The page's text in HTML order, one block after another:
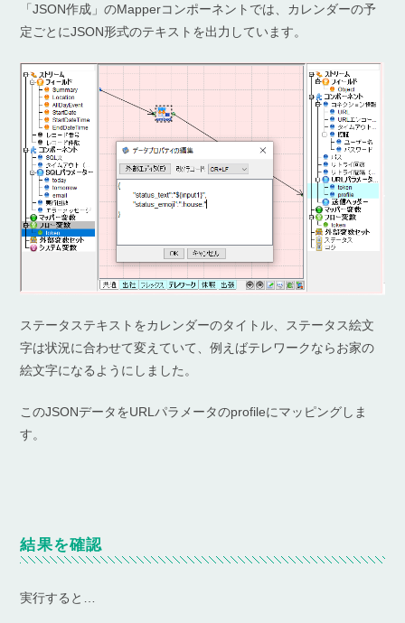
「JSON作成」のMapperコンポーネントでは、カレンダーの予
定ごとにJSON形式のテキストを出力しています。
ステータステキストをカレンダーのタイトル、ステータス絵文
字は状況に合わせて変えていて、例えばテレワークならお家の
絵文字になるようにしました。
このJSONデータをURLパラメータのprofileにマッピングしま
す。
結果を確認
実行すると…